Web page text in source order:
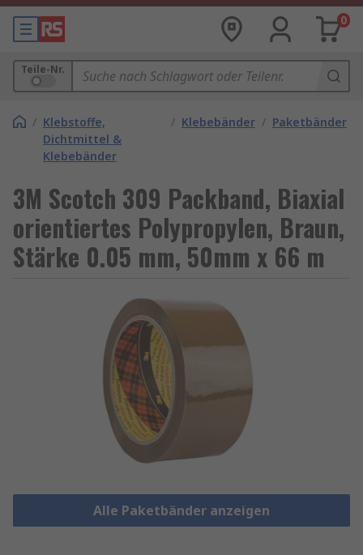
0
Teile-Nr.
/ Klebstoffe,
Dichtmittel &
Klebebänder
/ Klebebänder / Paketbänder
3M Scotch 309 Packband, Biaxial
orientiertes Polypropylen, Braun,
Stärke 0.05 mm, 50mm x 66 m
Alle Paketbänder anzeigen